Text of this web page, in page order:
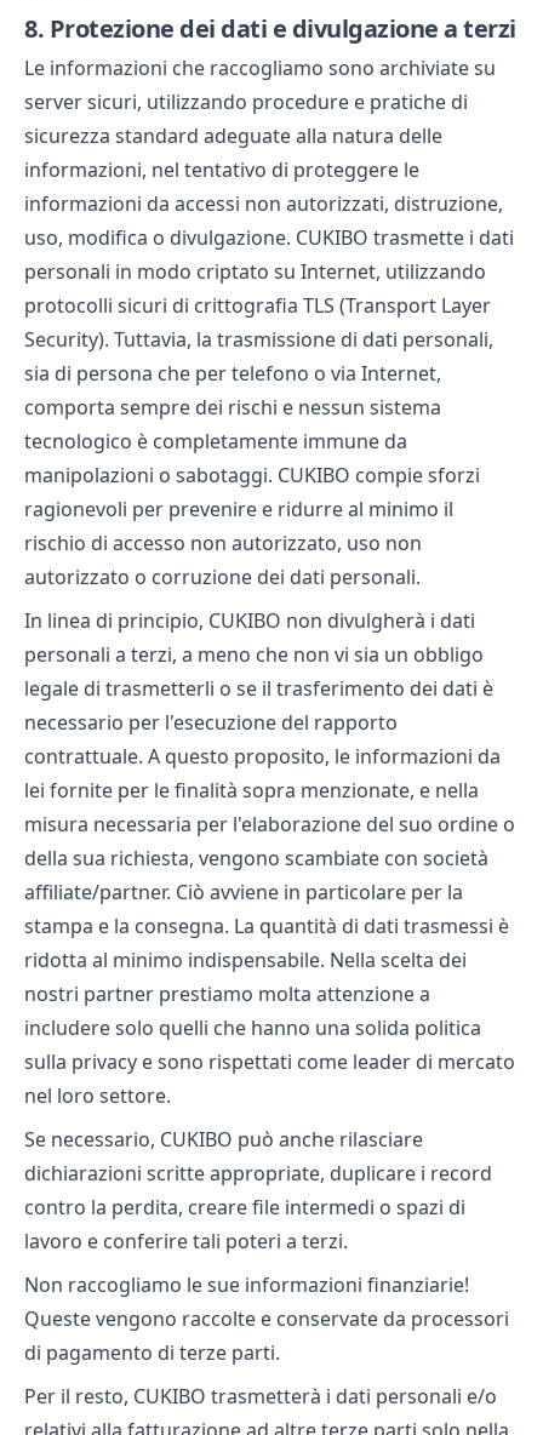
8. Protezione dei dati e divulgazione a terzi
Le informazioni che raccogliamo sono archiviate su
server sicuri, utilizzando procedure e pratiche di
sicurezza standard adeguate alla natura delle
informazioni, nel tentativo di proteggere le
informazioni da accessi non autorizzati, distruzione,
uso, modifica o divulgazione. CUKIBO trasmette i dati
personali in modo criptato su Internet, utilizzando
protocolli sicuri di crittografia TLS (Transport Layer
Security). Tuttavia, la trasmissione di dati personali,
sia di persona che per telefono o via Internet,
comporta sempre dei rischi e nessun sistema
tecnologico è completamente immune da
manipolazioni o sabotaggi. CUKIBO compie sforzi
ragionevoli per prevenire e ridurre al minimo il
rischio di accesso non autorizzato, uso non
autorizzato o corruzione dei dati personali.
In linea di principio, CUKIBO non divulgherà i dati
personali a terzi, a meno che non vi sia un obbligo
legale di trasmetterli o se il trasferimento dei dati è
necessario per l'esecuzione del rapporto
contrattuale. A questo proposito, le informazioni da
lei fornite per le finalità sopra menzionate, e nella
misura necessaria per l'elaborazione del suo ordine o
della sua richiesta, vengono scambiate con società
affiliate/partner. Ciò avviene in particolare per la
stampa e la consegna. La quantità di dati trasmessi è
ridotta al minimo indispensabile. Nella scelta dei
nostri partner prestiamo molta attenzione a
includere solo quelli che hanno una solida politica
sulla privacy e sono rispettati come leader di mercato
nel loro settore.
Se necessario, CUKIBO può anche rilasciare
dichiarazioni scritte appropriate, duplicare i record
contro la perdita, creare file intermedi o spazi di
lavoro e conferire tali poteri a terzi.
Non raccogliamo le sue informazioni finanziarie!
Queste vengono raccolte e conservate da processori
di pagamento di terze parti.
Per il resto, CUKIBO trasmetterà i dati personali e/o